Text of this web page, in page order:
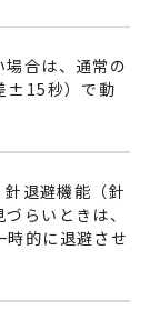
合は、通常の
±15秒）で動
退避機能（針
らいときは、
時的に退避させ